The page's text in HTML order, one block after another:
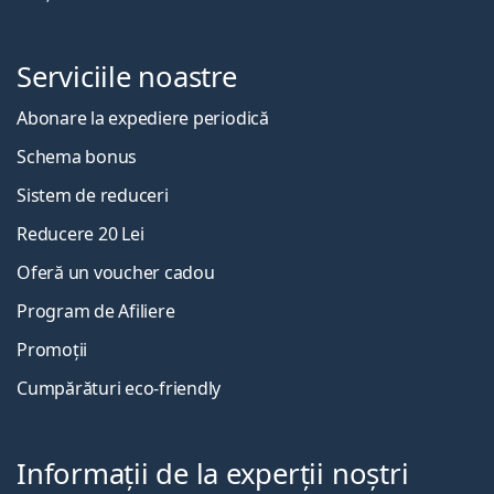
Serviciile noastre
Abonare la expediere periodică
Schema bonus
Sistem de reduceri
Reducere 20 Lei
Oferă un voucher cadou
Program de Afiliere
Promoții
Cumpărături eco-friendly
Informații de la experții noștri